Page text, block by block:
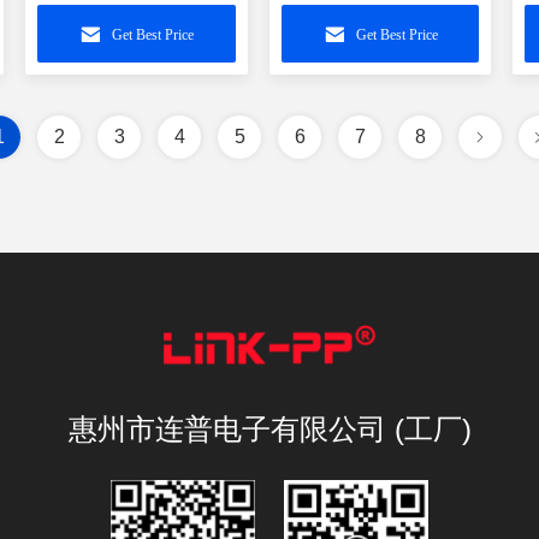
003TC1
Get Best Price Get Best Price
2 3 4 5 6 7 8
惠州市连普电子有限公司 (工厂)